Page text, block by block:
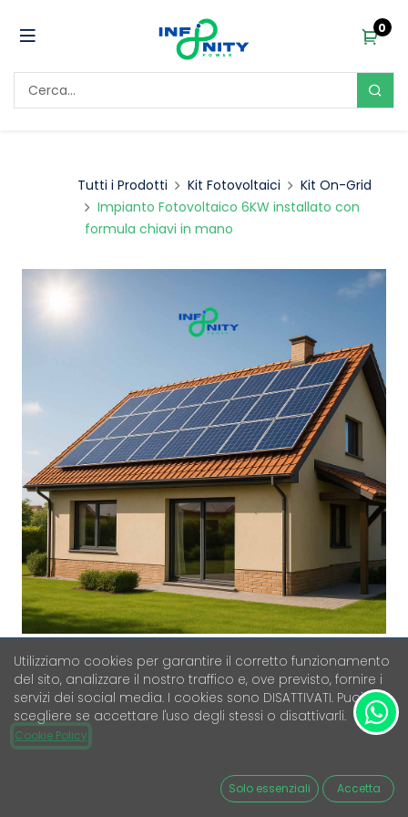
0
Tutti i Prodotti Kit Fotovoltaici
Kit On-Grid
Impianto Fotovoltaico 6KW installato con
formula chiavi in mano
IMPIANTO FOTOVOLTAICO 6KW
INSTALLATO CON FORMULA CHIAVI
IN MANO
Utilizziamo cookies per garantire il corretto funzionamento
del sito, analizzare il nostro traffico e, ove previsto, fornire i
servizi dei social media. I cookies sono DISATTIVATI. Puoi
scegliere se accettare l'uso degli stessi o disattivarli.
Cookie Policy
Solo essenziali Accetta